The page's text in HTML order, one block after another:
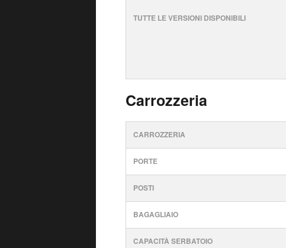
TUTTE LE VERSIONI DISPONIBILI
Carrozzeria
CARROZZERIA
PORTE
POSTI
BAGAGLIAIO
CAPACITÀ SERBATOIO